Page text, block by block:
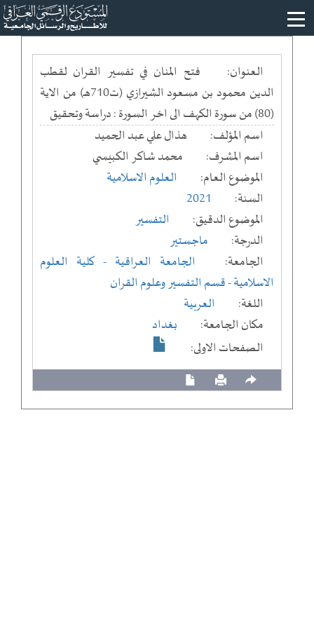
العنوان:
فتح المنان في تفسير القران لقطب
الدين محمود بن مسعود الشيرازي (ت710هـ) من الاية
(80) من سورة الكهف الى اخر السورة : دراسة وتحقيق
اسم المؤلف:
هذال علي عبد الحميد
اسم المشرف:
محمد شاكر الكبيسي
الموضوع العام:
العلوم الاسلامية
السنة:
2021
الموضوع الدقيق:
التفسير
الدرجة:
ماجستير
الجامعة:
الجامعة العراقية - كلية العلوم
الاسلامية- قسم التفسير وعلوم القران
اللغة:
العربية
مكان الجامعة:
بغداد
الصفحات الاولى: